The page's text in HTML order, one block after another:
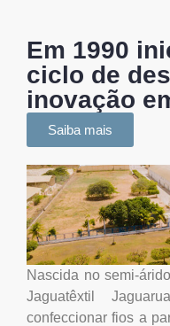
Em 1990
ciclo de
inovação
Saiba mais
Nascida no semi-
Jaguatêxtil
confeccionar fios a